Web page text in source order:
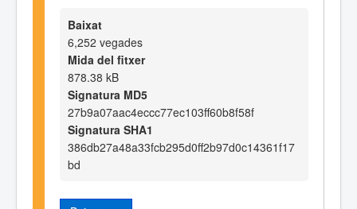
Baixat
6,252 vegades
Mida del fitxer
878.38 kB
Signatura MD5
27b9a07aac4eccc77ec103ff60b8f58f
Signatura SHA1
386db27a48a33fcb295d0ff2b97d0c14361f17
bd